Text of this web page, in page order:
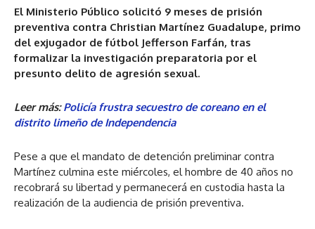
El Ministerio Público solicitó 9 meses de prisión
preventiva contra Christian Martínez Guadalupe, primo
del exjugador de fútbol Jefferson Farfán, tras
formalizar la investigación preparatoria por el
presunto delito de agresión sexual.
Leer más:Policía frustra secuestro de coreano en el
distrito limeño de Independencia
Pese a que el mandato de detención preliminar contra
Martínez culmina este miércoles, el hombre de 40 años no
recobrará su libertad y permanecerá en custodia hasta la
realización de la audiencia de prisión preventiva.